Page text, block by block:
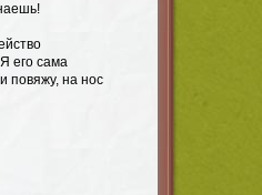
его сама
повяжу, на нос